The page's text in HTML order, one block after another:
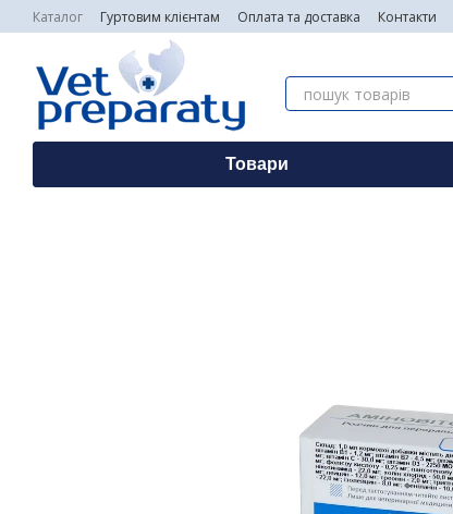
Перейти до основного контенту
Каталог Гуртовим клієнтам Оплата та доставка Контакти
Товари